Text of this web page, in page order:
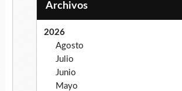
Archivos
2026
Agosto
Julio
Junio
Mayo